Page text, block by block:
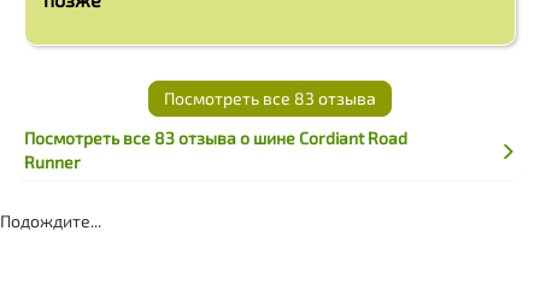
Посмотреть все 83 отзыва
Посмотреть все 83 отзыва о шине Cordiant Road
Runner
Подождите...